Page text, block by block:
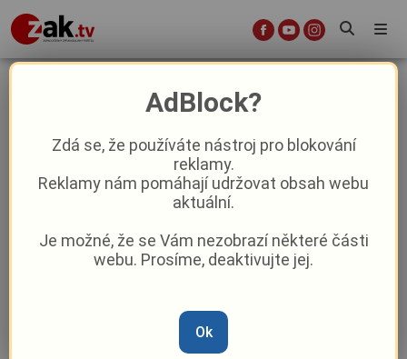
100 let světlu vstříc v Plzni: Přesně
16. května se otevřelo slavné
Zápalovo krematorium
Aktuality Kultura Aktuálně Z Plzně
Pavel Žižka– 16. 5.|08:12
AdBlock?
Zdá se, že používáte nástroj pro blokování
reklamy.
Reklamy nám pomáhají udržovat obsah webu
aktuální.
Je možné, že se Vám nezobrazí některé části
webu. Prosíme, deaktivujte jej.
Ok